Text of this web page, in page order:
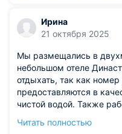
Ирина
21 октября 2025
Мы размещались в
небольшом отеле
отдыхать, так как
предоставляются в
чистой водой. Также
Читать полностью